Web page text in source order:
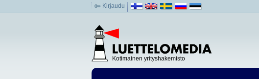
Kirjaudu
Kotimainen yrityshakemisto